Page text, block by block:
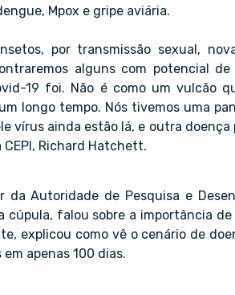
Mpox e gripe aviária.
por transmissão sexual,
alguns com potencial
19 foi. Não é como um vulcão
longo tempo. Nós tivemos uma
vírus ainda estão lá, e outra
Richard Hatchett.
Autoridade de Pesquisa e
cúpula, falou sobre a importância
explicou como vê o cenário de
apenas 100 dias.